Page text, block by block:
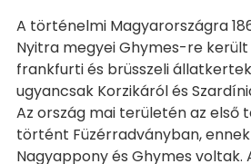
A történelmi Magyarországra
Nyitra megyei Ghymes-re
frankfurti és brüsszeli
ugyancsak Korzikáról és
Az ország mai területén az első
történt Füzérradványban,
Nagyappony és Ghymes voltak.